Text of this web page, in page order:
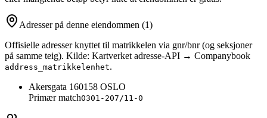
Adresser på denne eiendommen (1)
Offisielle adresser knyttet til matrikkelen via gnr/bnr (og seksjoner
på samme teig). Kilde: Kartverket adresse-API → Companybook
address_matrikkelenhet.
Akersgata 160158 OSLO
Primær match0301-207/11-0